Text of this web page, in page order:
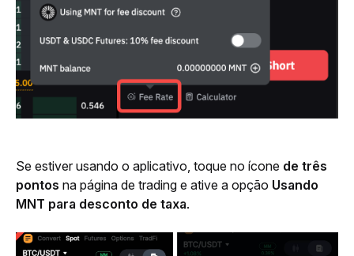
Se estiver usando o aplicativo, toque no ícone de três
pontos na página de trading e ative a opção Usando
MNT para desconto de taxa.